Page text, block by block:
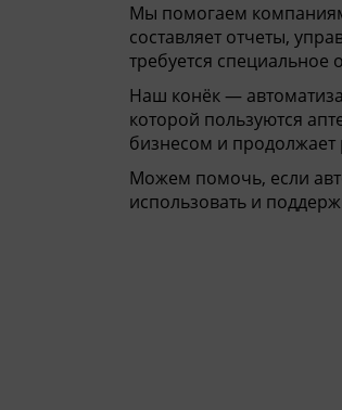
Мы помогаем
составляет отчеты,
требуется
Наш конёк —
которой пользуются
бизнесом и
Можем помочь, если
использовать и